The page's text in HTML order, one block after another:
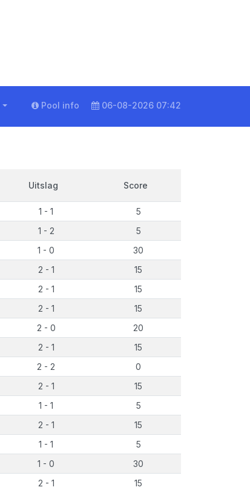
Pool info 06-08-2026 07:42
Uitslag Score
1 - 1
5
1 - 2
5
1 - 0
30
2 - 1
15
2 - 1
15
2 - 1
15
2 - 0
20
2 - 1
15
2 - 2
0
2 - 1
15
1 - 1
5
2 - 1
15
1 - 1
5
1 - 0
30
2 - 1
15